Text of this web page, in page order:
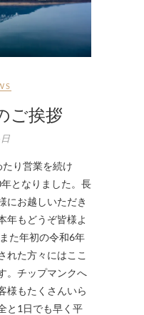
ご挨拶
り営業を続け
となりました。長
にお越しいただき
年もどうぞ皆様よ
た年初の令和6年
れた方々にはここ
。チップマンクへ
様もたくさんいら
と1日でも早く平